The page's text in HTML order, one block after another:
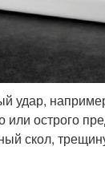
удар,
или острого
скол,